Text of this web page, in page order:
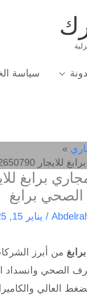
سياسة
الصرف الصحي برابغ
برابغ
/ يناير 15, 2025
من أبرز
الصحي وانسداد
العالي